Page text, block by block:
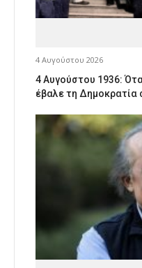
4 Αυγούστου 2026
4 Αυγούστου 1936:
έβαλε τη Δημοκρατία